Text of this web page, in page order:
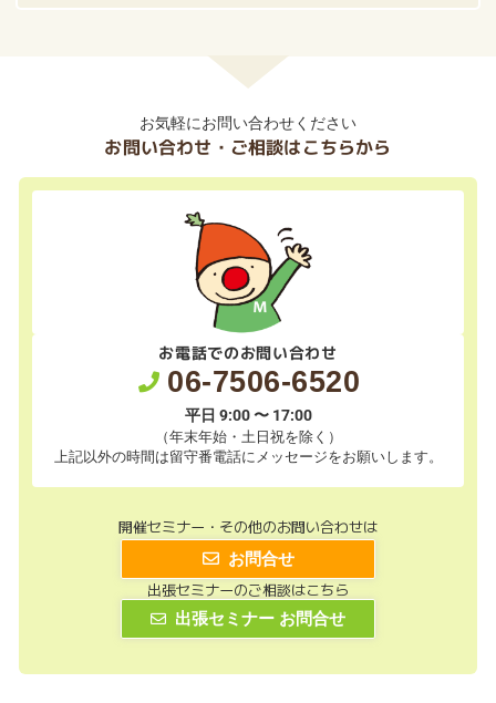
お気軽にお問い合わせください
お問い合わせ・ご相談はこちらから
お電話でのお問い合わせ
06-7506-6520
平日 9:00 〜 17:00
（年末年始・土日祝を除く）
上記以外の時間は留守番電話にメッセージをお願いします。
開催セミナー・その他のお問い合わせは
お問合せ
出張セミナーのご相談はこちら
出張セミナー お問合せ